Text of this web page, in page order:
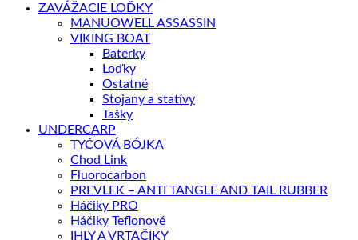
ZAVÁŽACIE LOĎKY
MANUOWELL ASSASSIN
VIKING BOAT
Baterky
Loďky
Ostatné
Stojany a statívy
Tašky
UNDERCARP
TYČOVÁ BÓJKA
Chod Link
Fluorocarbon
PREVLEK – ANTI TANGLE AND TAIL RUBBER
Háčiky PRO
Háčiky Teflonové
IHLY A VRTAČIKY